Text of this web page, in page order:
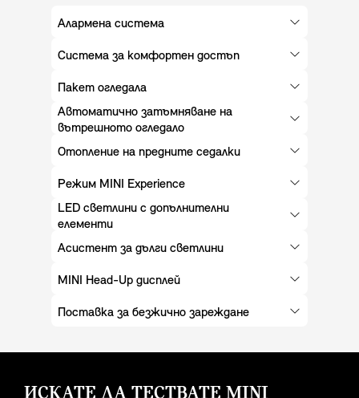
Алармена система
Система за комфортен достъп
Пакет огледала
Автоматично затъмняване на
вътрешното огледало
Отопление на предните седалки
Режим MINI Experience
LED светлини с допълнителни
елементи
Асистент за дълги светлини
MINI Head-Up дисплей
Поставка за безжично зареждане